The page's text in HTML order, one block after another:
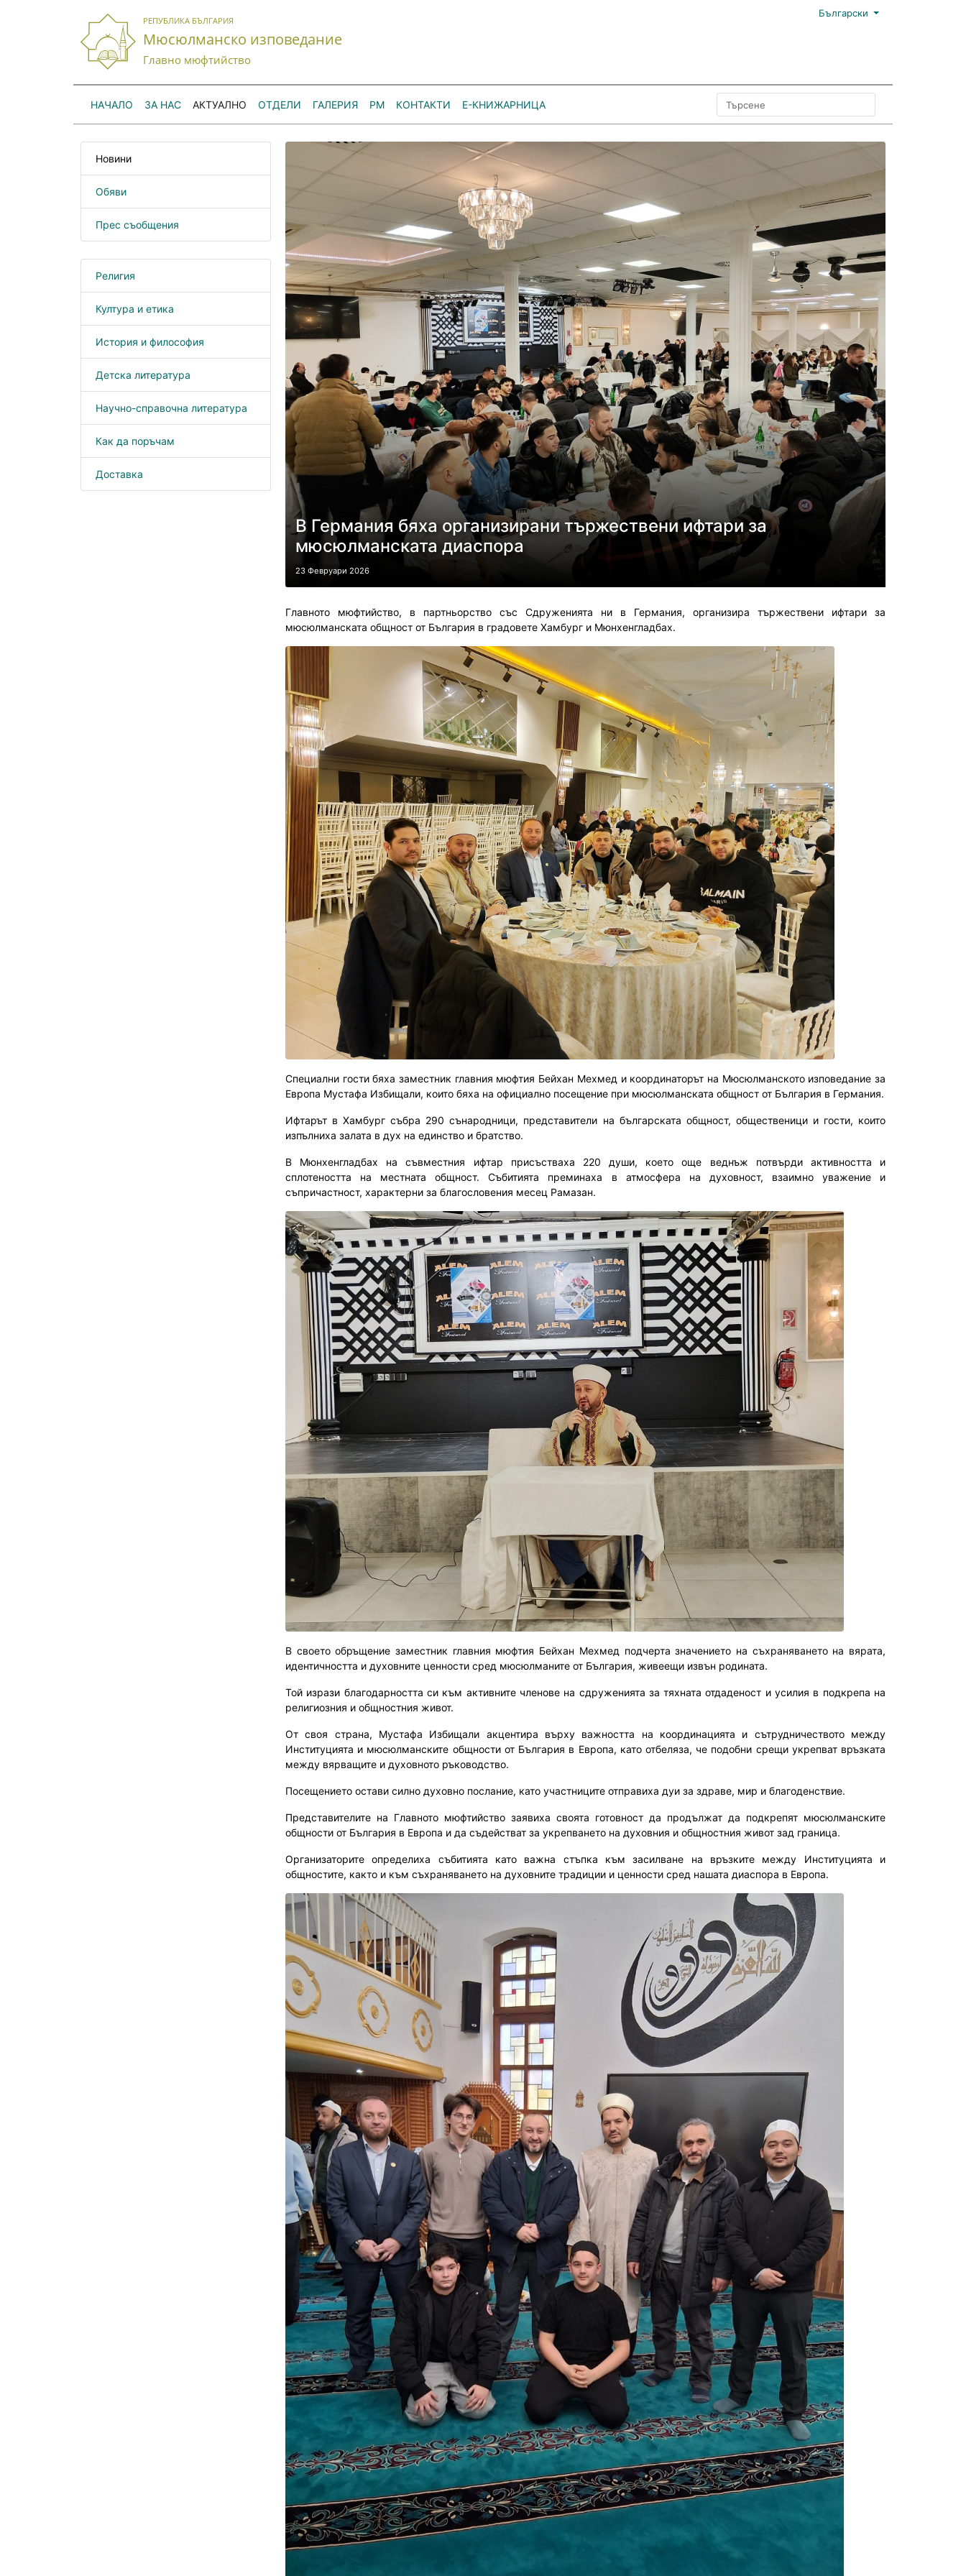
РЕПУБЛИКА БЪЛГАРИЯ
Мюсюлманско изповедание
Главно мюфтийство
Български
НАЧАЛО ЗА НАС АКТУАЛНО ОТДЕЛИ ГАЛЕРИЯ РМ КОНТАКТИ Е-КНИЖАРНИЦА
Новини
Обяви
Прес съобщения
Религия
Култура и етика
История и философия
Детска литература
Научно-справочна литература
Как да поръчам
Доставка
В Германия бяха организирани тържествени ифтари за
мюсюлманската диаспора
23 Февруари 2026
Главното мюфтийство, в партньорство със Сдруженията ни в Германия, организира тържествени ифтари за
мюсюлманската общност от България в градовете Хамбург и Мюнхенгладбах.
Специални гости бяха заместник главния мюфтия Бейхан Мехмед и координаторът на Мюсюлманското изповедание за
Европа Мустафа Избищали, които бяха на официално посещение при мюсюлманската общност от България в Германия.
Ифтарът в Хамбург събра 290 сънародници, представители на българската общност, общественици и гости, които
изпълниха залата в дух на единство и братство.
В Мюнхенгладбах на съвместния ифтар присъстваха 220 души, което още веднъж потвърди активността и
сплотеността на местната общност. Събитията преминаха в атмосфера на духовност, взаимно уважение и
съпричастност, характерни за благословения месец Рамазан.
В своето обръщение заместник главния мюфтия Бейхан Мехмед подчерта значението на съхраняването на вярата,
идентичността и духовните ценности сред мюсюлманите от България, живеещи извън родината.
Той изрази благодарността си към активните членове на сдруженията за тяхната отдаденост и усилия в подкрепа на
религиозния и общностния живот.
От своя страна, Мустафа Избищали акцентира върху важността на координацията и сътрудничеството между
Институцията и мюсюлманските общности от България в Европа, като отбеляза, че подобни срещи укрепват връзката
между вярващите и духовното ръководство.
Посещението остави силно духовно послание, като участниците отправиха дуи за здраве, мир и благоденствие.
Представителите на Главното мюфтийство заявиха своята готовност да продължат да подкрепят мюсюлманските
общности от България в Европа и да съдействат за укрепването на духовния и общностния живот зад граница.
Организаторите определиха събитията като важна стъпка към засилване на връзките между Институцията и
общностите, както и към съхраняването на духовните традиции и ценности сред нашата диаспора в Европа.